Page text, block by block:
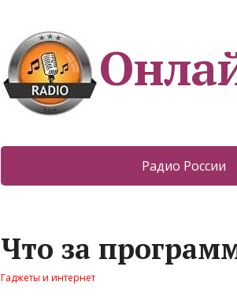
Радио России
Что за
Гаджеты и интернет